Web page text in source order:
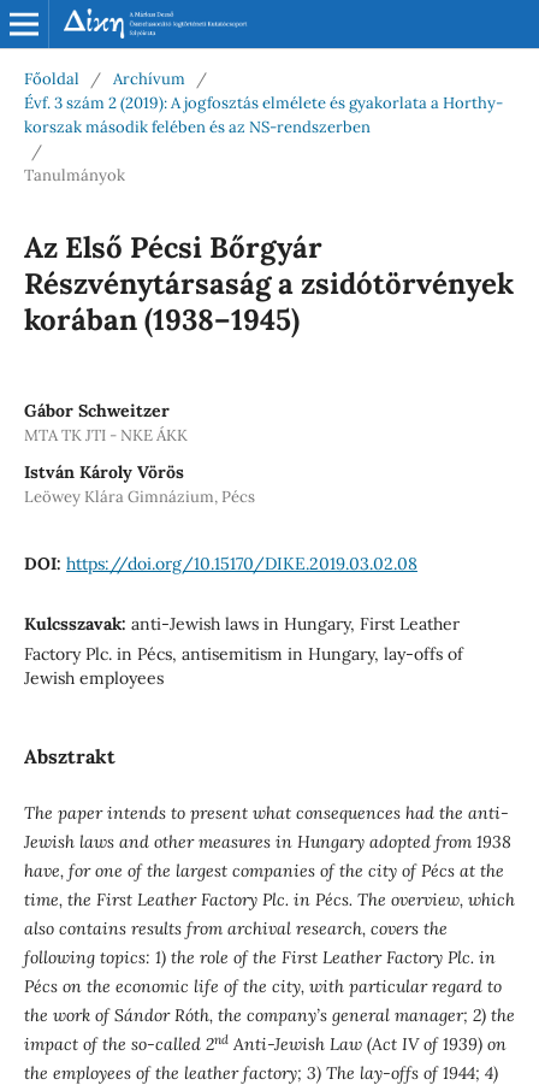
Főoldal / Archívum
/
Évf. 3 szám 2 (2019): A jogfosztás elmélete és gyakorlata a Horthy-
korszak második felében és az NS-rendszerben
/
Tanulmányok
Az Első Pécsi Bőrgyár
Részvénytársaság a zsidótörvények
korában (1938–1945)
Gábor Schweitzer
MTA TK JTI - NKE ÁKK
István Károly Vörös
Leöwey Klára Gimnázium, Pécs
DOI: https://doi.org/10.15170/DIKE.2019.03.02.08
Kulcsszavak: anti-Jewish laws in Hungary, First Leather
Factory Plc. in Pécs, antisemitism in Hungary, lay-offs of
Jewish employees
Absztrakt
The paper intends to present what consequences had the anti-
Jewish laws and other measures in Hungary adopted from 1938
have, for one of the largest companies of the city of Pécs at the
time, the First Leather Factory Plc. in Pécs. The overview, which
also contains results from archival research, covers the
following topics: 1) the role of the First Leather Factory Plc. in
Pécs on the economic life of the city, with particular regard to
the work of Sándor Róth, the company’s general manager; 2) the
impact of the so-called 2ndAnti-Jewish Law (Act IV of 1939) on
the employees of the leather factory; 3) The lay-offs of 1944; 4)